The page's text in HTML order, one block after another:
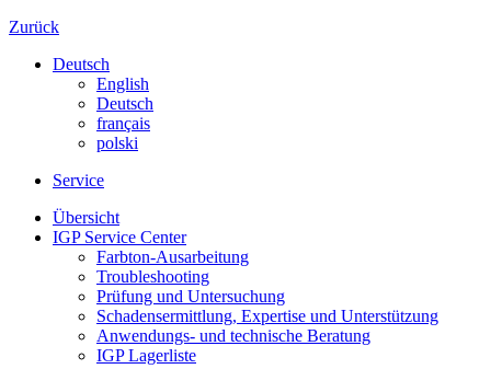
Zurück
Deutsch
English
Deutsch
français
polski
Service
Übersicht
IGP Service Center
Farbton-Ausarbeitung
Troubleshooting
Prüfung und Untersuchung
Schadensermittlung, Expertise und Unterstützung
Anwendungs- und technische Beratung
IGP Lagerliste